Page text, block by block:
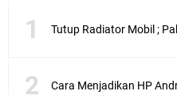
Tutup Radiator Mobil ;